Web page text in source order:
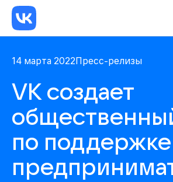
14 марта 2022Пресс-релизы
VK создает
по поддержке